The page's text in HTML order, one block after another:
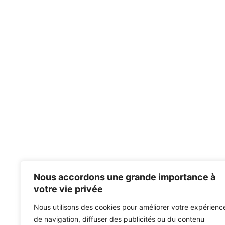
Nous accordons une grande importance à
votre vie privée
Nous utilisons des cookies pour améliorer votre
de navigation, diffuser des publicités ou du contenu